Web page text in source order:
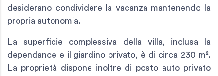
desiderano condividere la vacanza mantenendo la
propria autonomia.
La superficie complessiva della villa, inclusa la
dependance e il giardino privato, è di circa 230 m².
La proprietà dispone inoltre di posto auto privato